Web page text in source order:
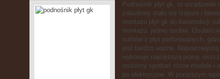
Podnośnik płyt gk, to
zabudowy stało się lżejsze i
montażu płyt gk do konstrukcji
montażu jednej osobie.
sufitów z płyt perforowanych,
jest bardzo ważne.
wykonuje najcięższą pracę,
możemy spotkać różne modele i
po elektryczne. W poniższym